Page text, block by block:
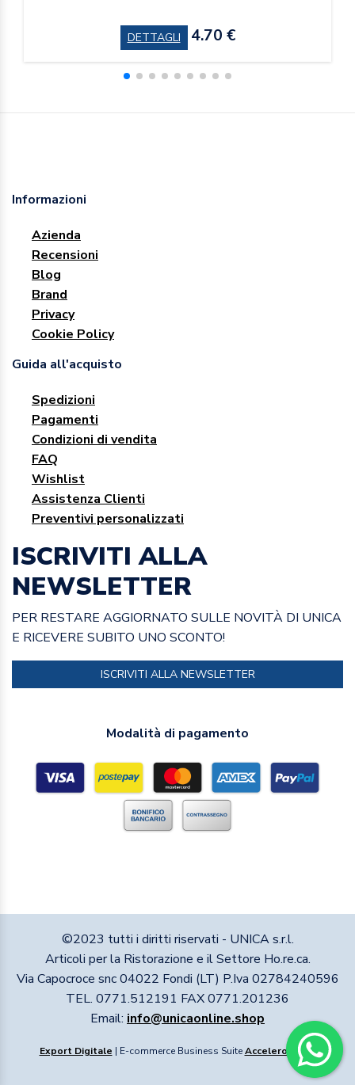
DETTAGLI 4.70 €
Informazioni
Azienda
Recensioni
Blog
Brand
Privacy
Cookie Policy
Guida all'acquisto
Spedizioni
Pagamenti
Condizioni di vendita
FAQ
Wishlist
Assistenza Clienti
Preventivi personalizzati
ISCRIVITI ALLA
NEWSLETTER
PER RESTARE AGGIORNATO SULLE NOVITÀ DI UNICA
E RICEVERE SUBITO UNO SCONTO!
ISCRIVITI ALLA NEWSLETTER
Modalità di pagamento
©2023 tutti i diritti riservati - UNICA s.r.l.
Articoli per la Ristorazione e il Settore Ho.re.ca.
Via Capocroce snc 04022 Fondi (LT) P.Iva 02784240596
TEL. 0771.512191 FAX 0771.201236
Email: info@unicaonline.shop
Export Digitale | E-commerce Business SuiteAccelero v1.1.1